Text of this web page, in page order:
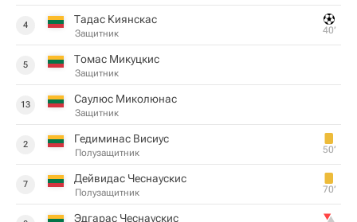
4 Тадас Киянскас
Защитник 40‎’‎
5 Томас Микуцкис
Защитник
13 Саулюс Миколюнас
Защитник
2 Гедиминас Висиус
Полузащитник 50‎’‎
7 Дейвидас Чеснаускис
Полузащитник 70‎’‎
Эдгарас Чеснаускис